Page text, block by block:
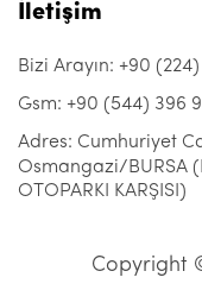
İletişim
Bizi Arayın: +90
Gsm: +90 (544) 396
Adres: Cumhuriyet
Osmangazi/BURSA
OTOPARKI KARŞISI)
Copyright